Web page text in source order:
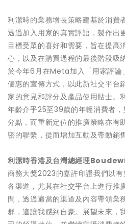
利潔時的業務增長策略建基於消費
透過加入用家的真實評語，製作出
目標受眾的喜好和需要，旨在提高
心，以及在購買過程的最後階段吸
於今年6月在Meta加入「用家評論
優惠的宣傳方式，以此新社交平台
家的意見和評分及產品使用貼士。
年齡介乎25至39歲的年輕消費者
分點，而重新定位的推廣策略亦有
密的聯繫，從而增加互動及帶動銷
利潔時香港及台灣總經理
商務大獎2023的嘉許印證我們以
各渠道，尤其在社交平台上進行推
間，透過適當的渠道及內容帶領業
群，這讓我感到自豪。展望未來，